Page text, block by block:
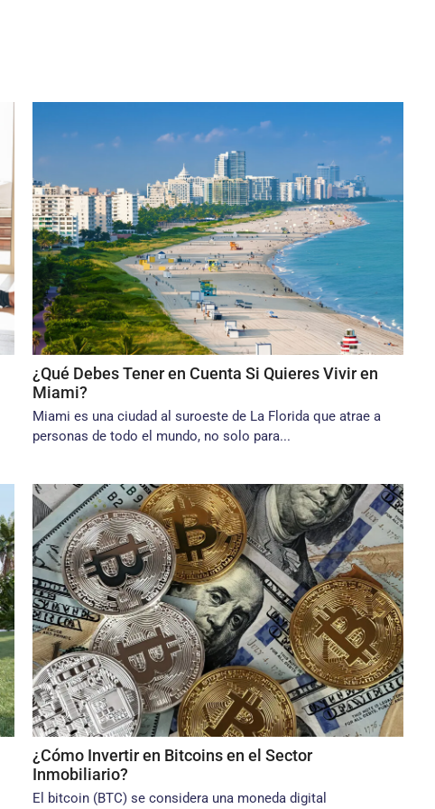
¿Qué Debes Tener en Cuenta Si Quieres Vivir en
Miami?
Miami es una ciudad al suroeste de La Florida que atrae a
personas de todo el mundo, no solo para...
¿Cómo Invertir en Bitcoins en el Sector
Inmobiliario?
El bitcoin (BTC) se considera una moneda digital